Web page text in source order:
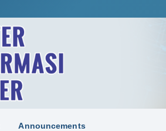
Announcements